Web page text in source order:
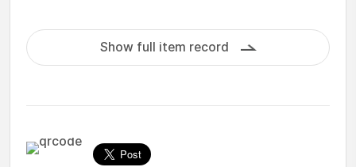
Show full item record